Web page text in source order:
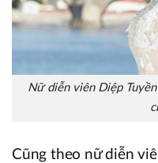
Nữ diễn viên Diệp
Cũng theo nữ diễn